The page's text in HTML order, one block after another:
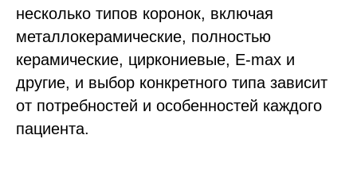
несколько типов коронок, включая
металлокерамические, полностью
керамические, циркониевые, E-max и
другие, и выбор конкретного типа зависит
от потребностей и особенностей каждого
пациента.